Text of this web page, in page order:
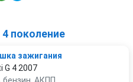
поколение
зажигания
G 4 2007